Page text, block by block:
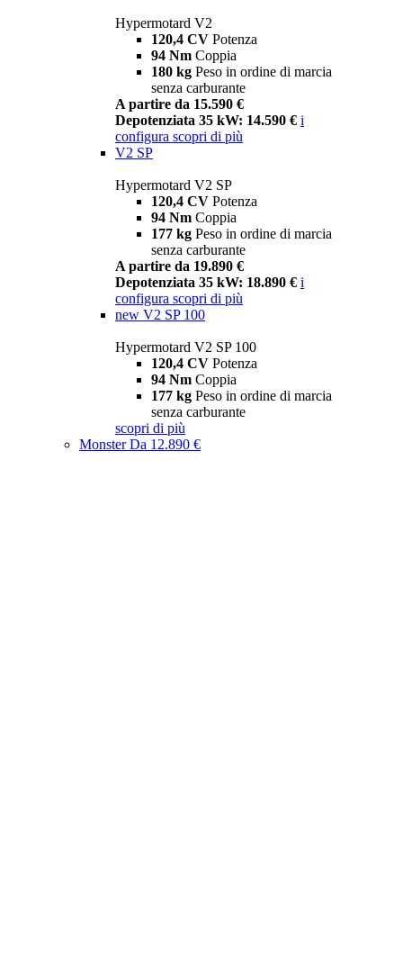
Hypermotard V2
120,4 CV Potenza
94 Nm Coppia
180 kg Peso in ordine di marcia
senza carburante
A partire da 15.590 €
Depotenziata 35 kW: 14.590 € i
configura scopri di più
V2 SP
Hypermotard V2 SP
120,4 CV Potenza
94 Nm Coppia
177 kg Peso in ordine di marcia
senza carburante
A partire da 19.890 €
Depotenziata 35 kW: 18.890 € i
configura scopri di più
new V2 SP 100
Hypermotard V2 SP 100
120,4 CV Potenza
94 Nm Coppia
177 kg Peso in ordine di marcia
senza carburante
scopri di più
MonsterDa 12.890 €